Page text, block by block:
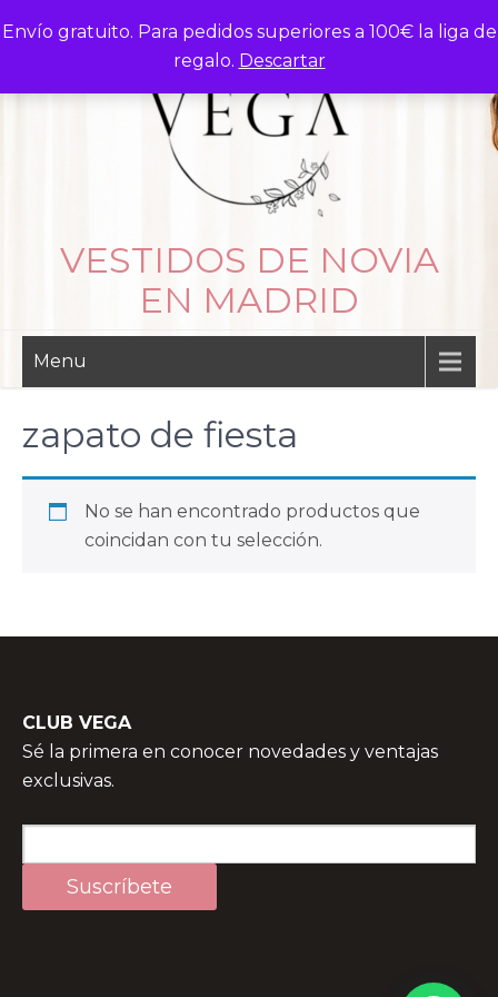
Envío gratuito. Para pedidos superiores a 100€ la liga de
regalo. Descartar
to
VESTIDOS DE NOVIA
EN MADRID
Menu
zapato de fiesta
No se han encontrado productos que
coincidan con tu selección.
CLUB VEGA
Sé la primera en conocer novedades y ventajas
exclusivas.